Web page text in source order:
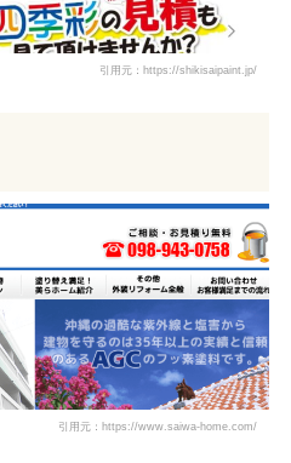
引用元：https://shikisaipaint.jp/
引用元：https://www.saiwa-home.com/